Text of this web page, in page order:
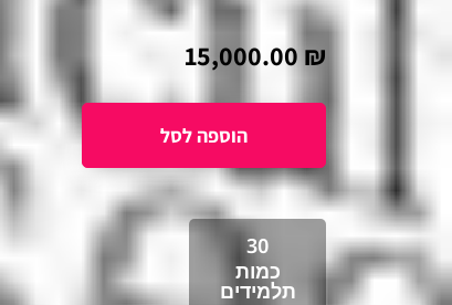
15,000.00 ₪
30
כמות
תלמידים